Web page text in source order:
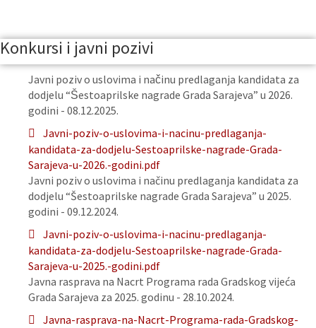
Konkursi i javni pozivi
Javni poziv o uslovima i načinu predlaganja kandidata za
dodjelu “Šestoaprilske nagrade Grada Sarajeva” u 2026.
godini - 08.12.2025.
Javni-poziv-o-uslovima-i-nacinu-predlaganja-
kandidata-za-dodjelu-Sestoaprilske-nagrade-Grada-
Sarajeva-u-2026.-godini.pdf
Javni poziv o uslovima i načinu predlaganja kandidata za
dodjelu “Šestoaprilske nagrade Grada Sarajeva” u 2025.
godini - 09.12.2024.
Javni-poziv-o-uslovima-i-nacinu-predlaganja-
kandidata-za-dodjelu-Sestoaprilske-nagrade-Grada-
Sarajeva-u-2025.-godini.pdf
Javna rasprava na Nacrt Programa rada Gradskog vijeća
Grada Sarajeva za 2025. godinu - 28.10.2024.
Javna-rasprava-na-Nacrt-Programa-rada-Gradskog-